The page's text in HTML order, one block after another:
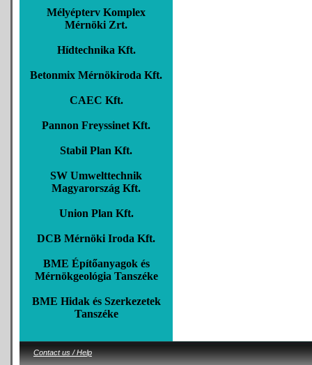
Mélyépterv Komplex
Mérnöki Zrt.
Hídtechnika Kft.
Betonmix Mérnökiroda Kft.
CAEC Kft.
Pannon Freyssinet Kft.
Stabil Plan Kft.
SW Umwelttechnik
Magyarország Kft.
Union Plan Kft.
DCB Mérnöki Iroda Kft.
BME Építőanyagok és
Mérnökgeológia Tanszéke
BME Hidak és Szerkezetek
Tanszéke
Contact us / Help